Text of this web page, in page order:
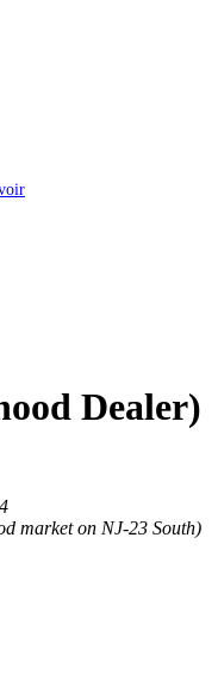
Dealer)
market on NJ-23 South)